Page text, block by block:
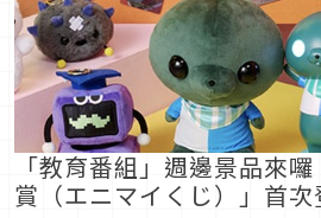
「教育番組」週邊景品來
賞（エニマイくじ）」首次